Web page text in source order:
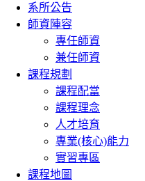
系所公告
師資陣容
專任師資
兼任師資
課程規劃
課程配當
課程理念
人才培育
專業(核心)能力
實習專區
課程地圖